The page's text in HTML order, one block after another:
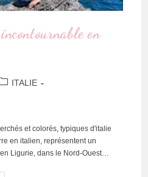
en
ITALIE
et colorés, typiques d'italie
en italien, représentent un
Ligurie, dans le Nord-Ouest…